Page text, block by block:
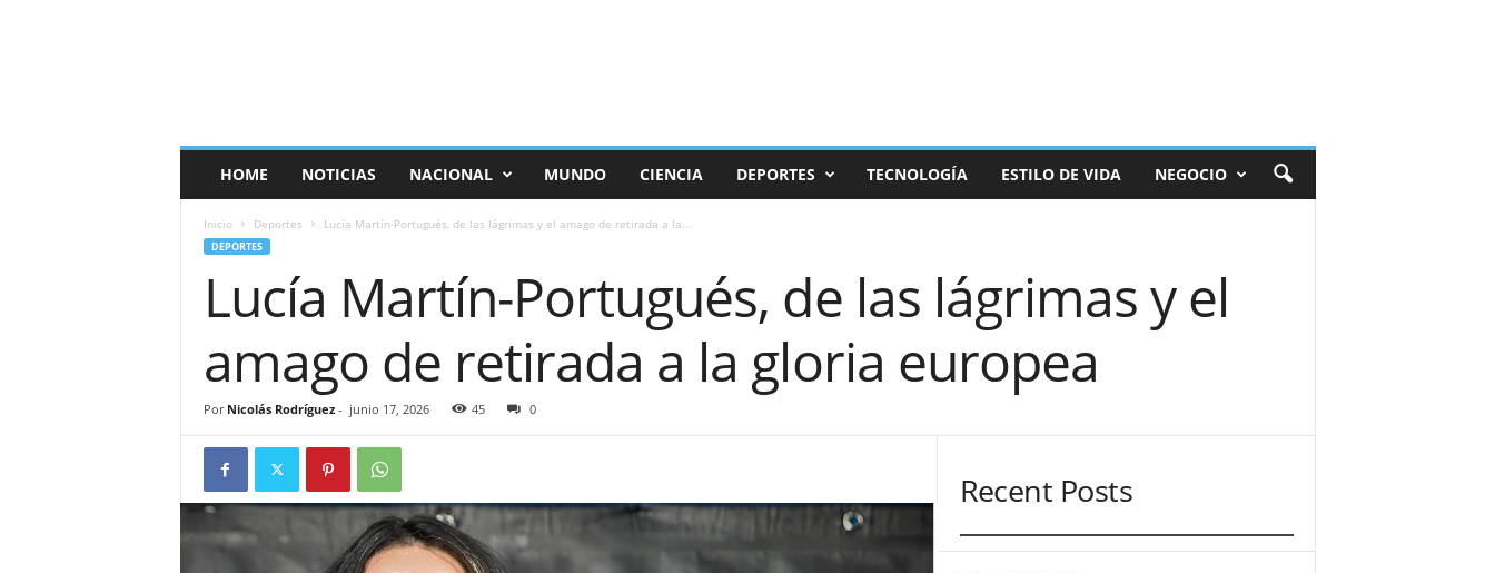
HOME NOTICIAS NACIONAL MUNDO CIENCIA DEPORTES TECNOLOGÍA ESTILO DE VIDA NEGOCIO
Inicio Deportes Lucía Martín-Portugués, de las lágrimas y el amago de retirada a la...
DEPORTES
Lucía Martín-Portugués, de las lágrimas y el
amago de retirada a la gloria europea
Por Nicolás Rodríguez- junio 17, 2026 45 0
Recent Posts